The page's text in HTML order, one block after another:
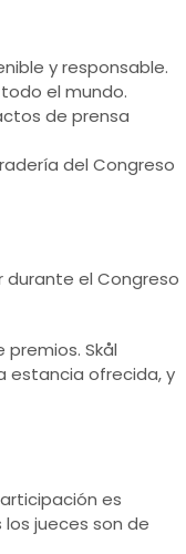
y responsable.
el mundo.
de prensa
del Congreso
durante el Congreso
Skål
estancia ofrecida, y
es
jueces son de